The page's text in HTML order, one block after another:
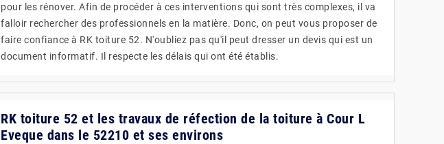
pour les rénover. Afin de procéder à ces interventions qui sont très complexes, il va
falloir rechercher des professionnels en la matière. Donc, on peut vous proposer de
faire confiance à RK toiture 52. N'oubliez pas qu'il peut dresser un devis qui est un
document informatif. Il respecte les délais qui ont été établis.
RK toiture 52 et les travaux de réfection de la toiture à Cour L
Eveque dans le 52210 et ses environs